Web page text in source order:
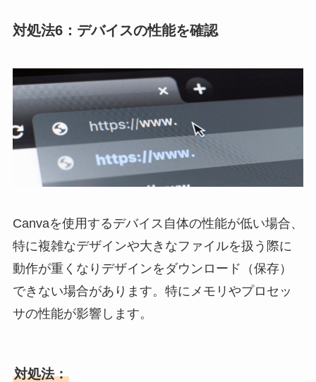
対処法6：デバイスの性能を確認
Canvaを使用するデバイス自体の性能が低い場合、
特に複雑なデザインや大きなファイルを扱う際に
動作が重くなりデザインをダウンロード（保存）
できない場合があります。特にメモリやプロセッ
サの性能が影響します。
対処法：